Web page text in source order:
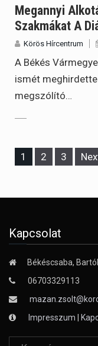
Megannyi
Szakmákat A
Körös Hírcentrum
A Békés
ismét
megszólító…
Page
1 Page
2 Page
3
Kapcsolat
Békéscsaba,
06703329113
Impresszum